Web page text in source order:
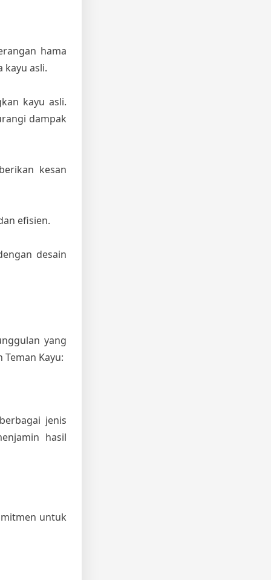
hama
kayu asli.
kayu asli.
dampak
kesan
efisien.
desain
yang
Kayu:
jenis
hasil
untuk